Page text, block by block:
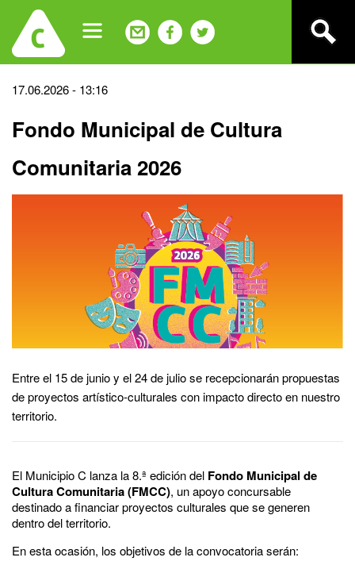
navigation
Back
top
17.06.2026 - 13:16
Fondo Municipal de Cultura
Comunitaria 2026
Entre el 15 de junio y el 24 de julio se recepcionarán propuestas
de proyectos artístico-culturales con impacto directo en nuestro
territorio.
El Municipio C lanza la 8.ª edición del Fondo Municipal de
Cultura Comunitaria (FMCC), un apoyo concursable
destinado a financiar proyectos culturales que se generen
dentro del territorio.
En esta ocasión, los objetivos de la convocatoria serán: